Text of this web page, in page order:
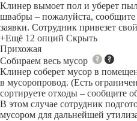
Клинер вымоет пол и уберет
швабры – пожалуйста,
заявки. Сотрудник привезет
+Ещё 12 опций Скрыть
Прихожая
Собираем весь мусор
Клинер соберет мусор в
в мусоропровод. (Есть
сортируете отходы – сообщите
В этом случае сотрудник
мусором для дальнейшей